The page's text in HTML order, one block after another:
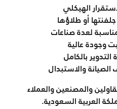
الهيكلي
أو طلاؤها
لعدة صناعات
وجودة عالية
بالكامل
والاستبدال
والمصنعين والعملاء
العربية السعودية.